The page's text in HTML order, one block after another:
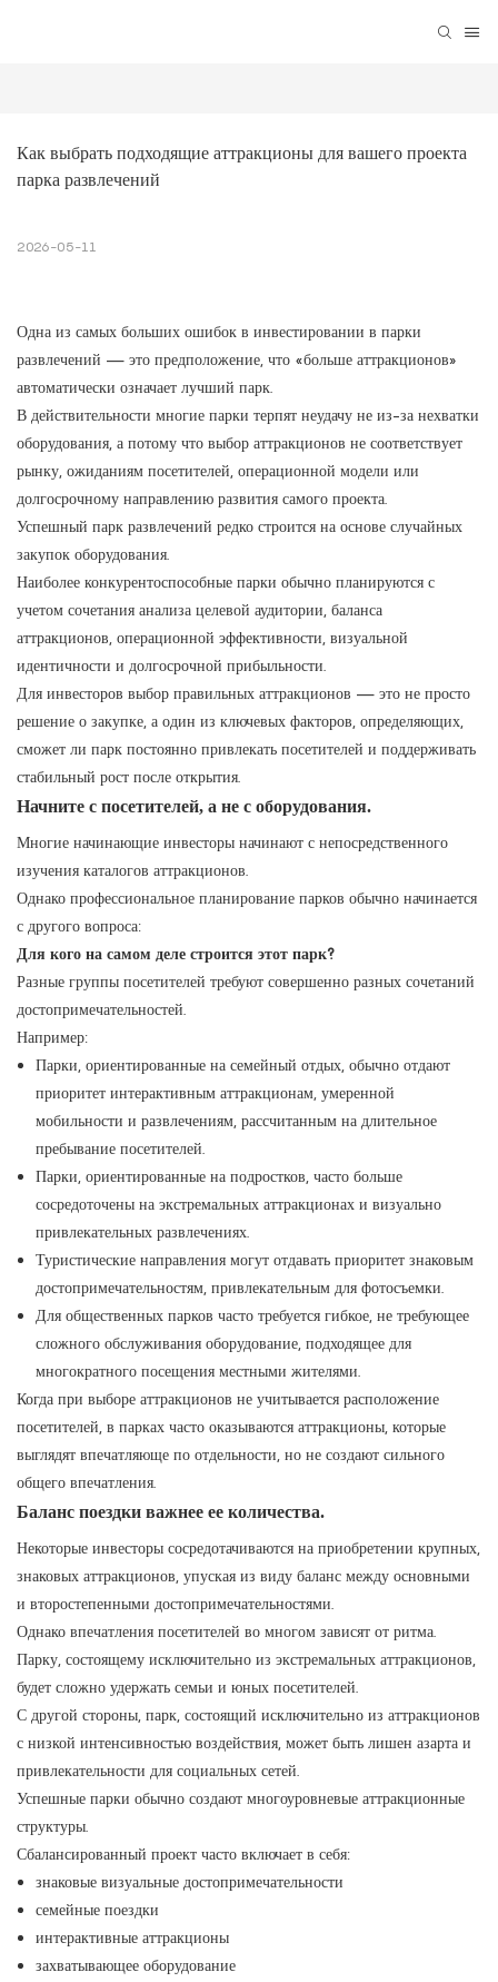
Как выбрать подходящие аттракционы для вашего проекта
парка развлечений
2026-05-11
Одна из самых больших ошибок в инвестировании в парки
развлечений — это предположение, что «больше аттракционов»
автоматически означает лучший парк.
В действительности многие парки терпят неудачу не из-за нехватки
оборудования, а потому что выбор аттракционов не соответствует
рынку, ожиданиям посетителей, операционной модели или
долгосрочному направлению развития самого проекта.
Успешный парк развлечений редко строится на основе случайных
закупок оборудования.
Наиболее конкурентоспособные парки обычно планируются с
учетом сочетания анализа целевой аудитории, баланса
аттракционов, операционной эффективности, визуальной
идентичности и долгосрочной прибыльности.
Для инвесторов выбор правильных аттракционов — это не просто
решение о закупке, а один из ключевых факторов, определяющих,
сможет ли парк постоянно привлекать посетителей и поддерживать
стабильный рост после открытия.
Начните с посетителей, а не с оборудования.
Многие начинающие инвесторы начинают с непосредственного
изучения каталогов аттракционов.
Однако профессиональное планирование парков обычно начинается
с другого вопроса:
Для кого на самом деле строится этот парк?
Разные группы посетителей требуют совершенно разных сочетаний
достопримечательностей.
Например:
Парки, ориентированные на семейный отдых, обычно отдают
приоритет интерактивным аттракционам, умеренной
мобильности и развлечениям, рассчитанным на длительное
пребывание посетителей.
Парки, ориентированные на подростков, часто больше
сосредоточены на экстремальных аттракционах и визуально
привлекательных развлечениях.
Туристические направления могут отдавать приоритет знаковым
достопримечательностям, привлекательным для фотосъемки.
Для общественных парков часто требуется гибкое, не требующее
сложного обслуживания оборудование, подходящее для
многократного посещения местными жителями.
Когда при выборе аттракционов не учитывается расположение
посетителей, в парках часто оказываются аттракционы, которые
выглядят впечатляюще по отдельности, но не создают сильного
общего впечатления.
Баланс поездки важнее ее количества.
Некоторые инвесторы сосредотачиваются на приобретении крупных,
знаковых аттракционов, упуская из виду баланс между основными
и второстепенными достопримечательностями.
Однако впечатления посетителей во многом зависят от ритма.
Парку, состоящему исключительно из экстремальных аттракционов,
будет сложно удержать семьи и юных посетителей.
С другой стороны, парк, состоящий исключительно из аттракционов
с низкой интенсивностью воздействия, может быть лишен азарта и
привлекательности для социальных сетей.
Успешные парки обычно создают многоуровневые аттракционные
структуры.
Сбалансированный проект часто включает в себя:
знаковые визуальные достопримечательности
семейные поездки
интерактивные аттракционы
захватывающее оборудование